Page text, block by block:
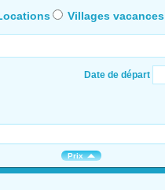
Villages vacances
Date de départ
Prix